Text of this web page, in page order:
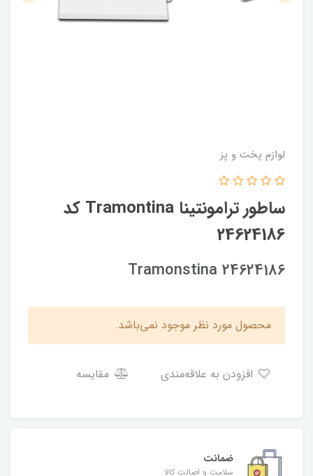
لوازم پخت و پز
ساطور ترامونتینا Tramontina کد
24624186
Tramonstina 24624186
محصول مورد نظر موجود نمی‌باشد.
مقایسه
ضمانت
سلامت و اصالت کالا